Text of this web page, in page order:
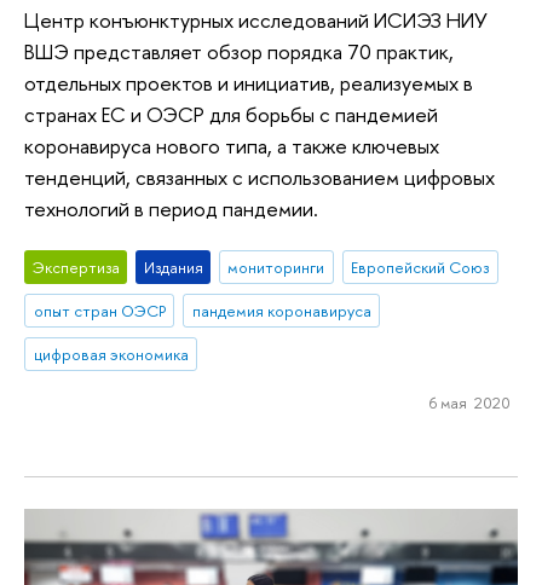
Центр конъюнктурных исследований ИСИЭЗ НИУ
ВШЭ представляет обзор порядка 70 практик,
отдельных проектов и инициатив, реализуемых в
странах ЕС и ОЭСР для борьбы с пандемией
коронавируса нового типа, а также ключевых
тенденций, связанных с использованием цифровых
технологий в период пандемии.
Экспертиза Издания мониторинги
Европейский Союз
опыт стран ОЭСР
пандемия коронавируса
цифровая экономика
6 мая 2020